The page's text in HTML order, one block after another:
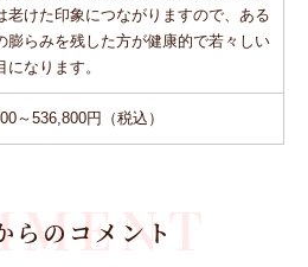
老けた印象につながりますので、ある
膨らみを残した方が健康的で若々しい
になります。
～536,800円（税込）
らのコメント